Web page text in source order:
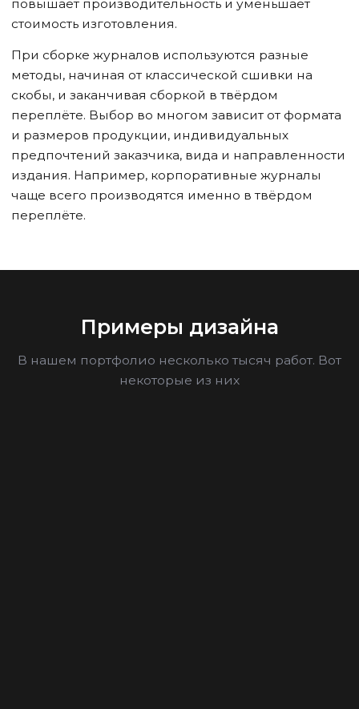
повышает производительность и уменьшает
стоимость изготовления.
При сборке журналов используются разные
методы, начиная от классической сшивки на
скобы, и заканчивая сборкой в твёрдом
переплёте. Выбор во многом зависит от формата
и размеров продукции, индивидуальных
предпочтений заказчика, вида и направленности
издания. Например, корпоративные журналы
чаще всего производятся именно в твёрдом
переплёте.
Примеры дизайна
В нашем портфолио несколько тысяч работ. Вот
некоторые из них